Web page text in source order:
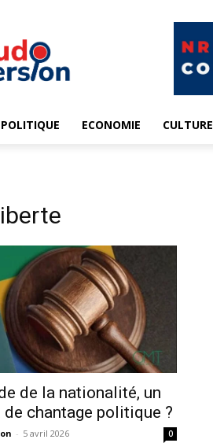
POLITIQUE ECONOMIE CULTURE
de la nationalité, un
chantage politique ?
- 5 avril 2026 0